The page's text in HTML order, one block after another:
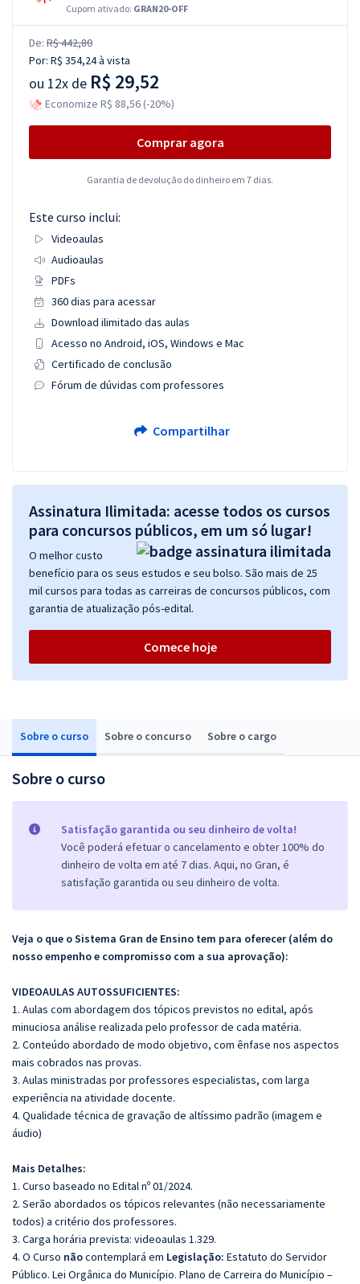
Sobre o curso Sobre o concurso Sobre o cargo
Sobre o curso
Satisfação garantida ou seu dinheiro de volta!
Você poderá efetuar o cancelamento e obter 100% do
dinheiro de volta em até 7 dias. Aqui, no Gran, é
satisfação garantida ou seu dinheiro de volta.
Veja o que o Sistema Gran de Ensino tem para oferecer (além do
nosso empenho e compromisso com a sua aprovação):
VIDEOAULAS AUTOSSUFICIENTES:
1. Aulas com abordagem dos tópicos previstos no edital, após
minuciosa análise realizada pelo professor de cada matéria.
2. Conteúdo abordado de modo objetivo, com ênfase nos aspectos
mais cobrados nas provas.
3. Aulas ministradas por professores especialistas, com larga
experiência na atividade docente.
4. Qualidade técnica de gravação de altíssimo padrão (imagem e
áudio)
Mais Detalhes:
1. Curso baseado no Edital nº 01/2024.
2. Serão abordados os tópicos relevantes (não necessariamente
todos) a critério dos professores.
3. Carga horária prevista: videoaulas 1.329.
4. O Curso nãocontemplará em Legislação: Estatuto do Servidor
Público. Lei Orgânica do Município. Plano de Carreira do Município –
Cupom ativado: GRAN20-OFF
De: R$ 442,80
Por: R$ 354,24à vista
ou 12x de R$ 29,52
Economize R$ 88,56 (-20%)
Comprar agora
Garantia de devolução do dinheiro em 7 dias.
Este curso inclui:
Videoaulas
Audioaulas
PDFs
360 dias para acessar
Download ilimitado das aulas
Acesso no Android, iOS, Windows e Mac
Certificado de conclusão
Fórum de dúvidas com professores
Compartilhar
Assinatura Ilimitada: acesse todos os cursos
para concursos públicos, em um só lugar!
O melhor custo
benefício para os seus estudos e seu bolso. São mais de 25
mil cursos para todas as carreiras de concursos públicos, com
garantia de atualização pós-edital.
Comece hoje